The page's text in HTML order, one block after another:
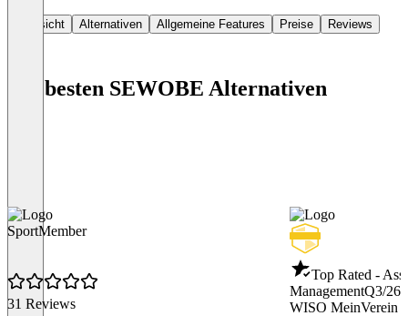
Übersicht Alternativen Allgemeine Features Preise Reviews
Die besten SEWOBE Alternativen
SportMember
31 Reviews
Top Rated -
ManagementQ3/26
WISO MeinVerein